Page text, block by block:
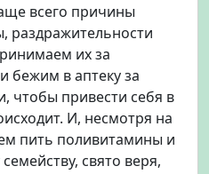
всего причины
раздражительности
их за
бежим в аптеку за
привести себя в
И, несмотря на
пить поливитамины и
свято веря,